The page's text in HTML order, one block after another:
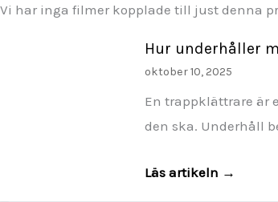
Vi har inga filmer kopplade till just denna
Hur underhåller
oktober 10, 2025
En trappklättrare är
den ska. Underhåll
Läs artikeln →